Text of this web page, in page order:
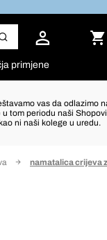
primjene
vas da odlazimo
u tom periodu naši
ni naši kolege u uredu.
namatalica crijeva